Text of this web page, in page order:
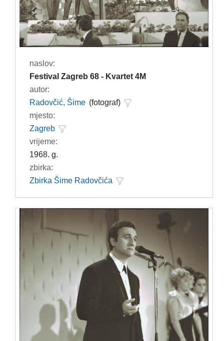
naslov:
Festival Zagreb 68 - Kvartet 4M
autor:
Radovčić, Šime (fotograf)
mjesto:
Zagreb
vrijeme:
1968. g.
zbirka:
Zbirka Šime Radovčića